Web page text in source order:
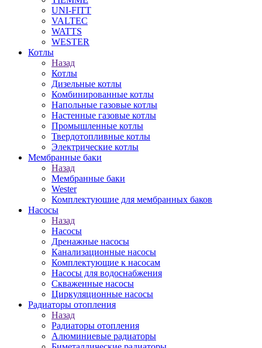
UNI-FITT
VALTEC
WATTS
WESTER
Котлы
Назад
Котлы
Дизельные котлы
Комбинированные котлы
Напольные газовые котлы
Настенные газовые котлы
Промышленные котлы
Твердотопливные котлы
Электрические котлы
Мембранные баки
Назад
Мембранные баки
Wester
Комплектуюшие для мембранных баков
Насосы
Назад
Насосы
Дренажные насосы
Канализационные насосы
Комплектующие к насосам
Насосы для водоснабжения
Скваженные насосы
Циркуляционные насосы
Радиаторы отопления
Назад
Радиаторы отопления
Алюминиевые радиаторы